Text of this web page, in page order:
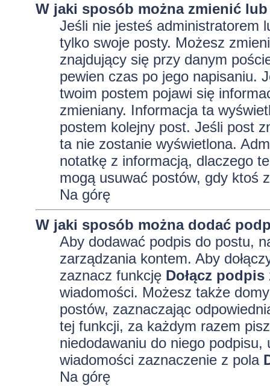
W jaki sposób można zmienić
Jeśli nie jesteś administratorem
tylko swoje posty. Możesz
znajdujący się przy danym
pewien czas po jego napisaniu.
twoim postem pojawi się
zmieniany. Informacja ta
postem kolejny post. Jeśli post
ta nie zostanie wyświetlona.
notatkę z informacją, dlaczego
mogą usuwać postów, gdy ktoś
Na górę
W jaki sposób można dodać
Aby dodawać podpis do postu,
zarządzania kontem. Aby
zaznacz funkcję Dołącz podpis
wiadomości. Możesz także
postów, zaznaczając
tej funkcji, za każdym razem
niedodawaniu do niego
wiadomości zaznaczenie z pola
Na górę